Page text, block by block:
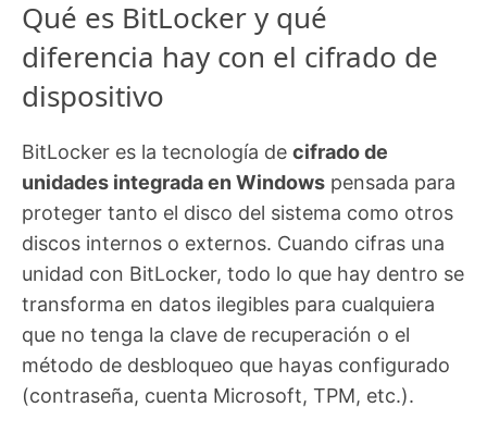
Qué es BitLocker y qué
diferencia hay con el cifrado de
dispositivo
BitLocker es la tecnología de cifrado de
unidades integrada en Windows pensada para
proteger tanto el disco del sistema como otros
discos internos o externos. Cuando cifras una
unidad con BitLocker, todo lo que hay dentro se
transforma en datos ilegibles para cualquiera
que no tenga la clave de recuperación o el
método de desbloqueo que hayas configurado
(contraseña, cuenta Microsoft, TPM, etc.).